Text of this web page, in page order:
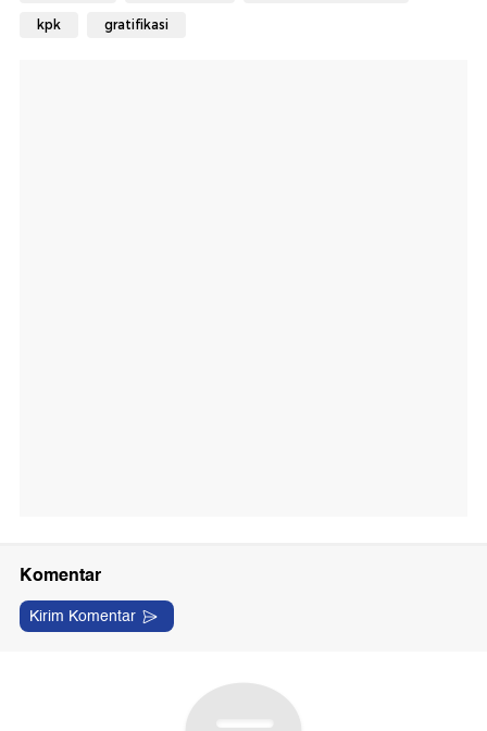
kpk gratifikasi